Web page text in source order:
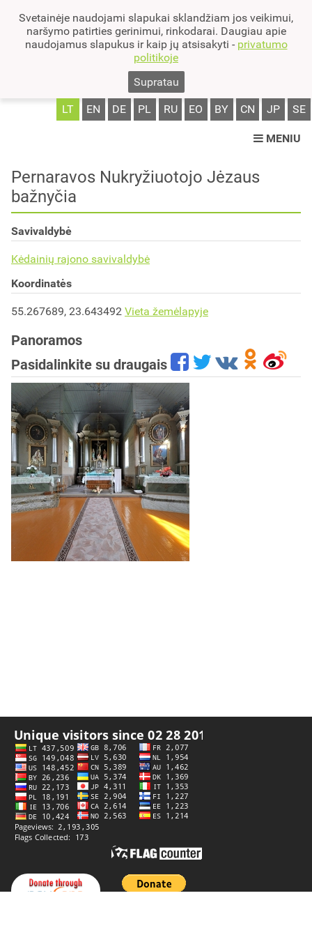
Svetainėje naudojami slapukai sklandžiam jos veikimui,
naršymo patirties gerinimui, rinkodarai. Daugiau apie
naudojamus slapukus ir kaip jų atsisakyti - privatumo
politikoje
Supratau
LT EN DE PL RU EO BY CN JP SE
MENIU
Pernaravos Nukryžiuotojo Jėzaus
bažnyčia
Savivaldybė
Kėdainių rajono savivaldybė
Koordinatės
55.267689, 23.643492 Vieta žemėlapyje
Panoramos
Pasidalinkite su draugais